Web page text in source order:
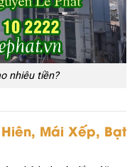
nhiêu tiền?
Mái Xếp, Bạt